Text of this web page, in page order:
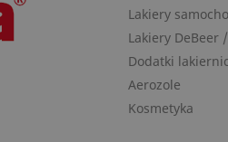
Lakiery
Lakiery DeBeer
Dodatki
Aerozole
Kosmetyka